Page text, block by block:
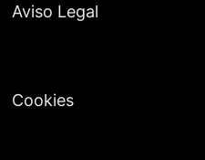
Aviso Legal
Cookies